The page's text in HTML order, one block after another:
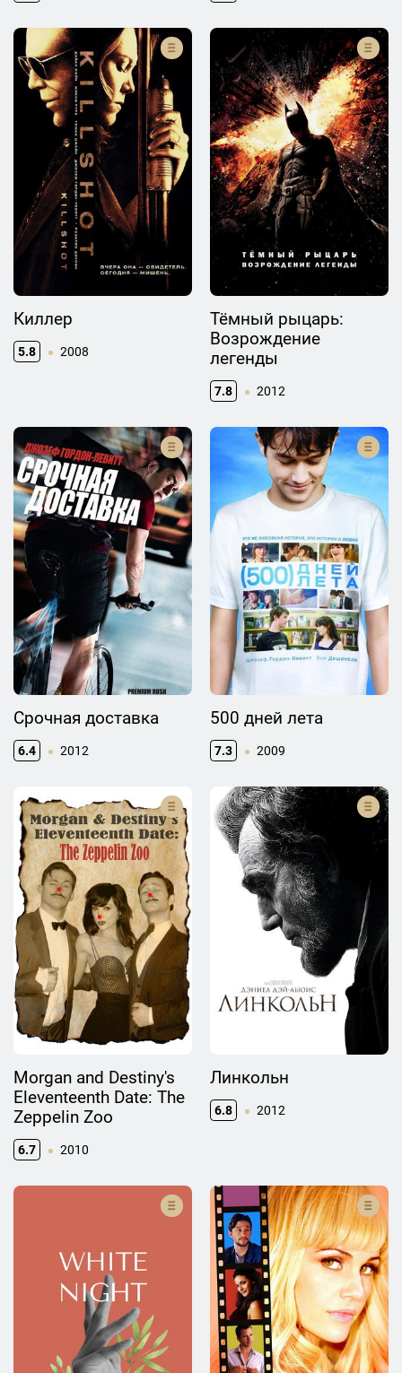
Киллер
5.8 2008
Тёмный рыцарь:
Возрождение
легенды
7.8 2012
Срочная доставка
6.4 2012
500 дней лета
7.3 2009
Morgan and Destiny's
Eleventeenth Date: The
Zeppelin Zoo
6.7 2010
Линкольн
6.8 2012